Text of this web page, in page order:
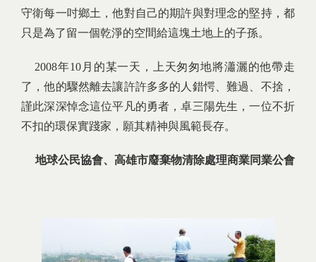
守衛每一吋鄉土，他對自己的期許與對理念的堅持，都
只是為了留一個乾淨的空間給這塊土地上的子孫。
2008年10月的某一天，上天匆匆地將瀟灑的他帶走
了，他的驟然離去讓許許多多的人錯愕、難過、不捨，
謹此深深悼念這位平凡的勇者，卓三陽先生，一位不折
不扣的環保實踐家，願其精神與風範長存。
地球公民協會、高雄市廢棄物清除處理商業同業公會